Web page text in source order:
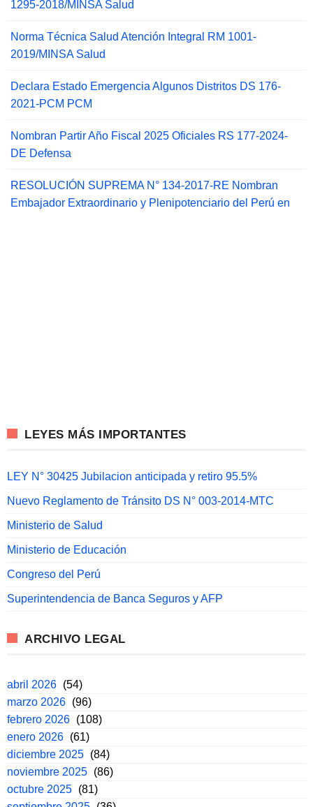
1295-2018/MINSA Salud
Norma Técnica Salud Atención Integral RM 1001-
2019/MINSA Salud
Declara Estado Emergencia Algunos Distritos DS 176-
2021-PCM PCM
Nombran Partir Año Fiscal 2025 Oficiales RS 177-2024-
DE Defensa
RESOLUCIÓN SUPREMA N° 134-2017-RE Nombran
Embajador Extraordinario y Plenipotenciario del Perú en
LEYES MÁS IMPORTANTES
LEY N° 30425 Jubilacion anticipada y retiro 95.5%
Nuevo Reglamento de Tránsito DS N° 003-2014-MTC
Ministerio de Salud
Ministerio de Educación
Congreso del Perú
Superintendencia de Banca Seguros y AFP
ARCHIVO LEGAL
abril 2026 (54)
marzo 2026 (96)
febrero 2026 (108)
enero 2026 (61)
diciembre 2025 (84)
noviembre 2025 (86)
octubre 2025 (81)